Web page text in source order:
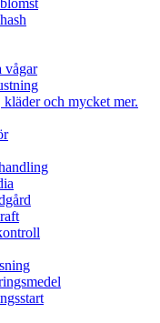
vågar
kläder och mycket mer.